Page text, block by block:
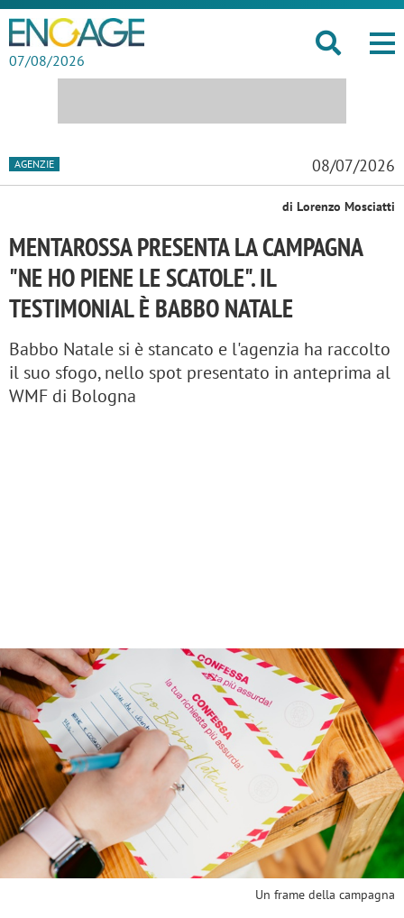
07/08/2026
AGENZIE 08/07/2026
di Lorenzo Mosciatti
MENTAROSSA PRESENTA LA CAMPAGNA
"NE HO PIENE LE SCATOLE". IL
TESTIMONIAL È BABBO NATALE
Babbo Natale si è stancato e l'agenzia ha raccolto
il suo sfogo, nello spot presentato in anteprima al
WMF di Bologna
Un frame della campagna